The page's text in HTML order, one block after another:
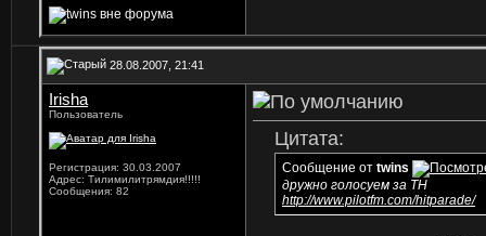
28.08.2007, 21:41
Irisha
Пользователь
Регистрация: 30.03.2007
Адрес: Тилимилитрямдия!!!!!
Сообщения: 82
Цитата:
Сообщение от twins
дружно голосуем за ТН
http://www.pilotfm.com/hitparade/